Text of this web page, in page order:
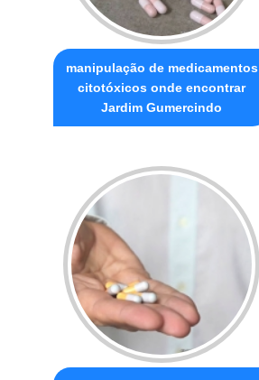
manipulação de medicamentos
citotóxicos onde encontrar
Jardim Gumercindo